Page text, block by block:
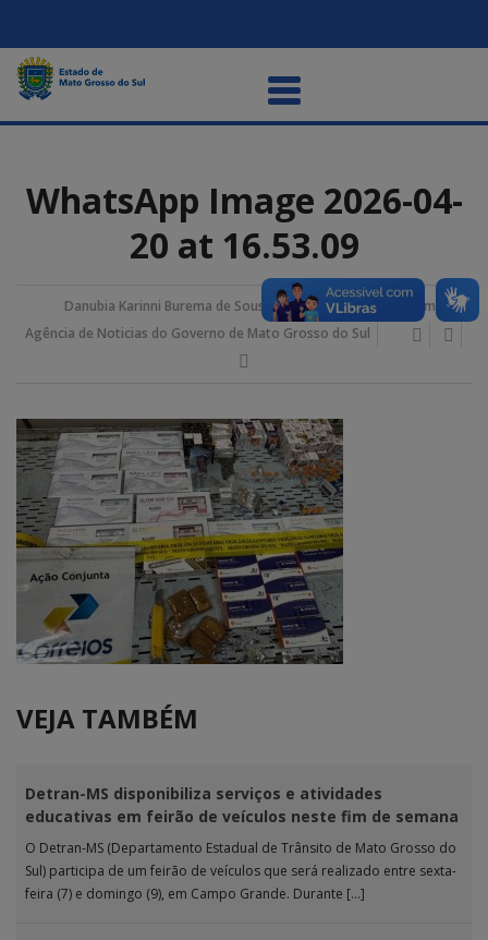
WhatsApp Image 2026-04-
20 at 16.53.09
Danubia Karinni Burema de Sousa
23/abril/2026 9:25 am
Agência de Noticias do Governo de Mato Grosso do Sul
VEJA TAMBÉM
Detran-MS disponibiliza serviços e atividades
educativas em feirão de veículos neste fim de semana
O Detran-MS (Departamento Estadual de Trânsito de Mato Grosso do
Sul) participa de um feirão de veículos que será realizado entre sexta-
feira (7) e domingo (9), em Campo Grande. Durante […]